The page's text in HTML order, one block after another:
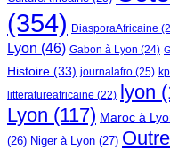
(354) DiasporaAfricaine
Lyon (46) Gabon à Lyon (24)
Histoire (33) journalafro (25)
litteratureafricaine (22) lyon
Lyon (117) Maroc à
(26) Niger à Lyon (27)